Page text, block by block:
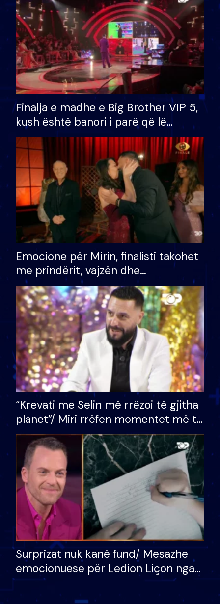
Finalja e madhe e Big Brother VIP 5,
kush është banori i parë që lë
shtëpinë dhe humb mundësinë për
të fituar çmimin e madh
Emocione për Mirin, finalisti takohet
me prindërit, vajzën dhe
bashkëshorten: S’kemi ndonjë letër
divorci apo jo?
“Krevati me Selin më rrëzoi të gjitha
planet”/ Miri rrëfen momentet më të
bukura në shtëpinë e BB VIP: Do më
mungojë zilja e mëngjesit kur…
Surprizat nuk kanë fund/ Mesazhe
emocionuese për Ledion Liçon nga
nëna dhe fëmijët e tij, moderatori
nuk i mban dot lotët: Nuk meritoj…